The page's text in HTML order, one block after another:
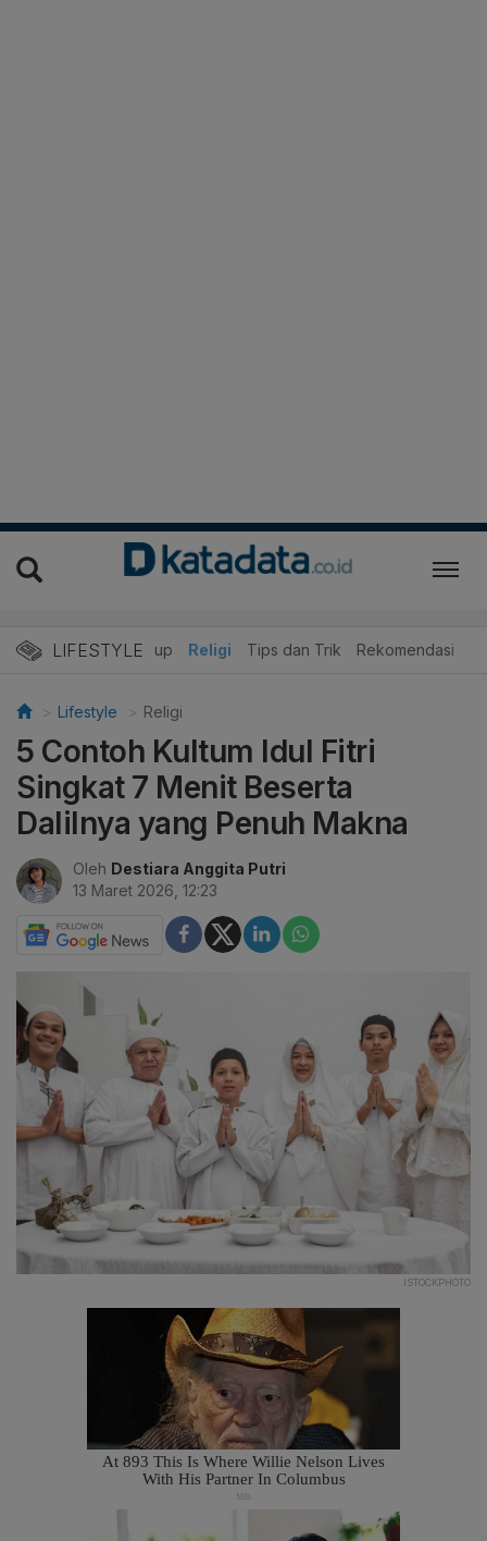
LIFESTYLE
Edukasi Gaya Hidup Religi Tips dan Trik Rekomendasi
Lifestyle Religi
5 Contoh Kultum Idul Fitri
Singkat 7 Menit Beserta
Dalilnya yang Penuh Makna
Oleh Destiara Anggita Putri
13 Maret 2026, 12:23
ISTOCKPHOTO